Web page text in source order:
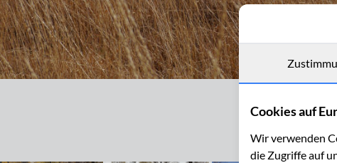
Cookies auf
Wir verwenden
die Zugriffe auf